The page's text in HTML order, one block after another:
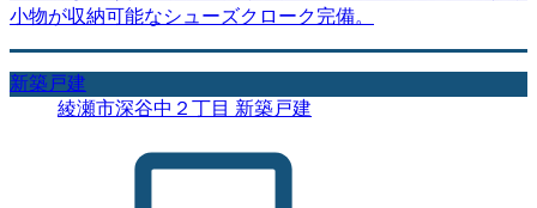
小物が収納可能なシューズクローク完備。
新築戸建
綾瀬市深谷中２丁目 新築戸建